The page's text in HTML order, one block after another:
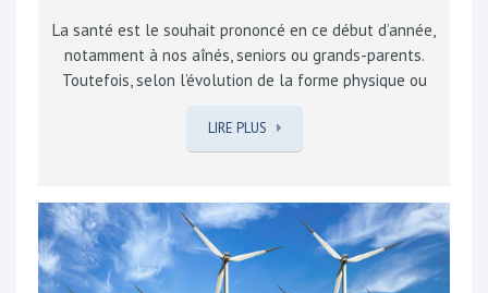
La santé est le souhait prononcé en ce début d’année,
notamment à nos aînés, seniors ou grands-parents.
Toutefois, selon l’évolution de la forme physique ou
devient difficile temporairement, voire impossible et
nécessite une assistance quotidienne et permanente.
comme une Maison de Repos et/ou de Soins, résidence-
service, court-séjour ou centre d’accueil de jour, si
possible dans l’environnement proche afin qu’un
maximum de contacts sociaux et de bien-être puissent
LIRE PLUS